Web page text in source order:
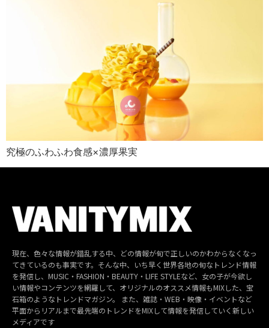
究極のふわふわ食感×濃厚果実
現在、色々な情報が錯乱する中、どの情報が旬で正しいのかわからなくなっ
てきているのも事実です。そんな中、いち早く世界各地の旬なトレンド情報
を発信し、MUSIC・FASHION・BEAUTY・LIFE STYLEなど、女の子が今欲し
い情報やコンテンツを網羅して、オリジナルのオススメ情報もMIXした、宝
石箱のようなトレンドマガジン。 また、雑誌・WEB・映像・イベントなど
平面からリアルまで最先端のトレンドをMIXして情報を発信していく新しい
メディアです